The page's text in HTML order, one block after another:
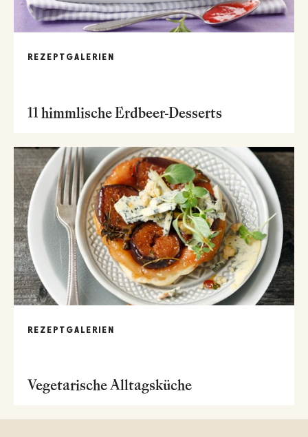
REZEPTGALERIEN
11 himmlische Erdbeer-Desserts
REZEPTGALERIEN
Vegetarische Alltagsküche